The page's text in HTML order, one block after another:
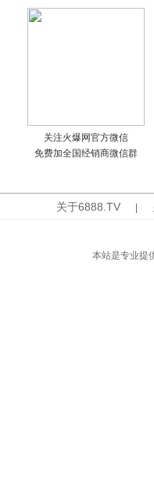
关注火爆网官方微信
免费加全国经销商微信群
关于6888.TV
本站是专业提